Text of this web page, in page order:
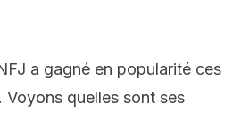
a gagné en popularité ces
Voyons quelles sont ses